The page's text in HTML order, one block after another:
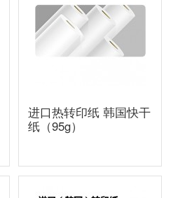
进口热转印纸 韩国快干
纸（95g）